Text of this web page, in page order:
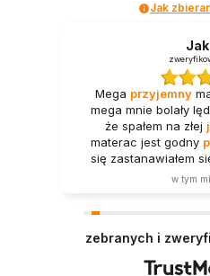
Jak
Mega przyjemny
mega mnie bolały
że spałem na złej
materac jest godny
się zastanawiałem
180x200 i 180w tym
zebranych i